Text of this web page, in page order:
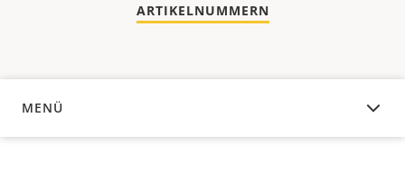
ARTIKELNUMMERN
MENÜ
ÜBERSICHT